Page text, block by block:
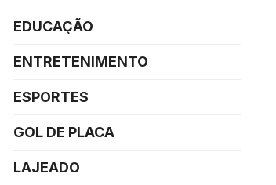
EDUCAÇÃO
ENTRETENIMENTO
ESPORTES
GOL DE PLACA
LAJEADO